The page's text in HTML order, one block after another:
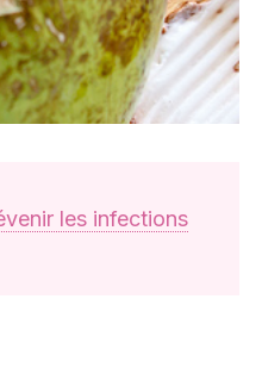
les infections